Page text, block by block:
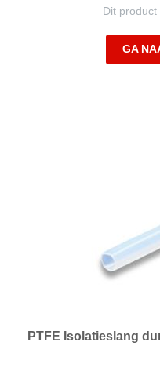
Dit product
GA
PTFE Isolatieslang